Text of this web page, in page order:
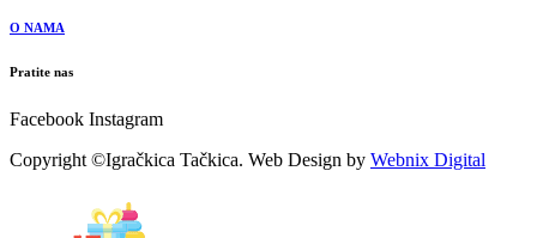
O NAMA
Pratite nas
Facebook Instagram
Copyright ©Igračkica Tačkica. Web Design by Webnix Digital